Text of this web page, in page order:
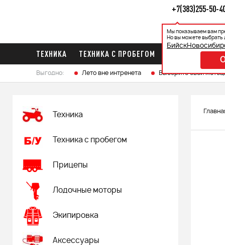
+7(383)255-50-
Мы показываем вам
Но вы можете выбрать
Бийск
Каталог
ТЕХНИКА ТЕХНИКА С ПРОБЕГОМ
Выгодно: Лето вне интренета Выберите свой
Техника
Техника с пробегом
Прицепы
Лодочные моторы
Экипировка
Аксессуары